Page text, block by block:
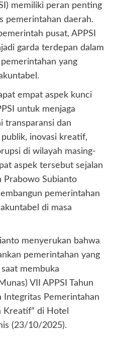
memiliki peran penting
pemerintahan daerah.
pusat, APPSI
garda terdepan dalam
yang
empat aspek kunci
untuk menjaga
transparansi dan
inovasi kreatif,
di wilayah masing-
aspek tersebut sejalan
Prabowo Subianto
pemerintahan
di masa
menyerukan bahwa
pemerintahan yang
membuka
VII APPSI Tahun
Integritas Pemerintahan
Kreatif” di Hotel
(23/10/2025).